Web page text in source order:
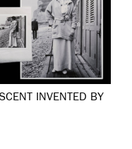
INVENTED BY